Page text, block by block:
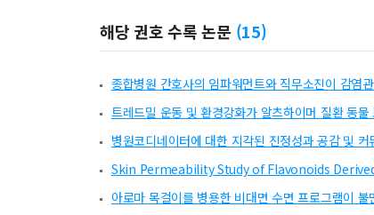
해당 권호 수록 논문 (15)
종합병원 간호사의 임파워먼트와 직무소진이 감염
트레드밀 운동 및 환경강화가 알츠하이머 질환 동
병원코디네이터에 대한 지각된 진정성과 공감 및
Skin Permeability Study of Flavonoids
아로마 목걸이를 병용한 비대면 수면 프로그램이